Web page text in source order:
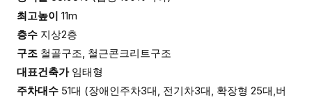
최고높이 11m
층수 지상2층
구조 철골구조, 철근콘크리트구조
대표건축가임태형
주차대수 51대 (장애인주차3대, 전기차3대, 확장형 25대,버